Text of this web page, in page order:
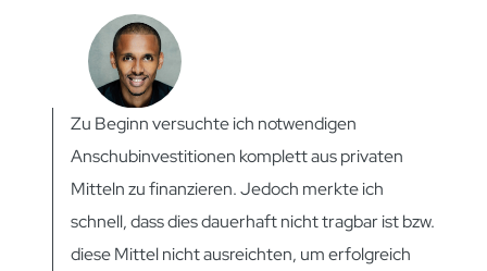
Zu Beginn versuchte ich notwendigen
Anschubinvestitionen komplett aus privaten
Mitteln zu finanzieren. Jedoch merkte ich
schnell, dass dies dauerhaft nicht tragbar ist bzw.
diese Mittel nicht ausreichten, um erfolgreich